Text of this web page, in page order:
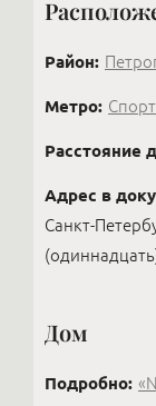
можно
платёж
Район:
Метро:
Расстояние
Адрес в
Санкт-
Дом
Подробно: